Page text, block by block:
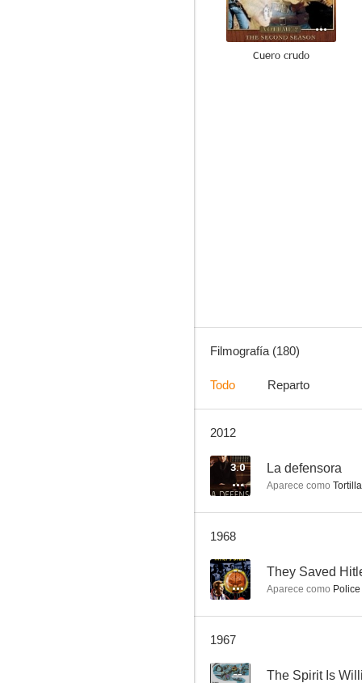
Cuero crudo
Filmografía (180)
Todo Reparto
2012
3.0 La defensora
Aparece como Tortilla
1968
-- They Saved
Aparece como
1967
-- The Spirit Is